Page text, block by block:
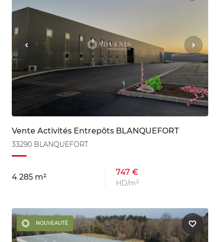
Vente Activités Entrepôts BLANQUEFORT
33290 BLANQUEFORT
4 285 m²
747 €
HD/m²
NOUVEAUTÉ